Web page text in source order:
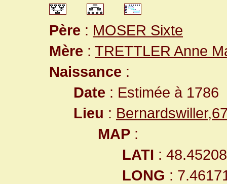
Père : MOSER Sixte
Mère : TRETTLER Anne
Naissance :
Date : Estimée à 1786
Lieu :
MAP :
LATI :
LONG :